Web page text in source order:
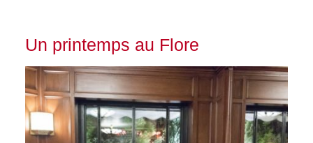
Un printemps au Flore